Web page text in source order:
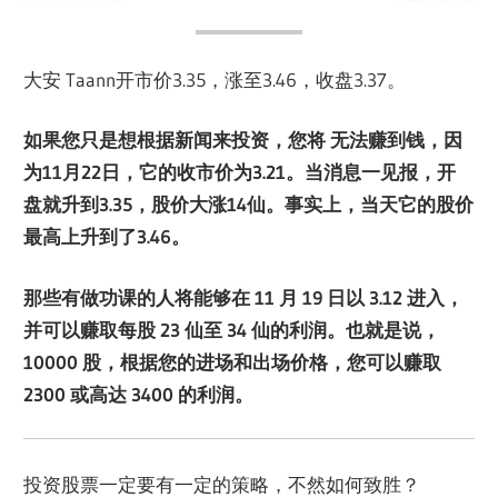
大安 Taann开市价3.35，涨至3.46，收盘3.37。
如果您只是想根据新闻来投资，您将 无法赚到钱，因
为11月22日，它的收市价为3.21。当消息一见报，开
盘就升到3.35，股价大涨14仙。事实上，当天它的股价
最高上升到了3.46。
那些有做功课的人将能够在 11 月 19 日以 3.12 进入，
并可以赚取每股 23 仙至 34 仙的利润。也就是说，
10000 股，根据您的进场和出场价格，您可以赚取
2300 或高达 3400 的利润。
投资股票一定要有一定的策略，不然如何致胜？